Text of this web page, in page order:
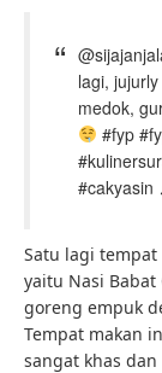
lagi,
medok,
#fyp
#cakyasin
Satu lagi tempat
yaitu Nasi Babat
goreng empuk
Tempat makan
sangat khas